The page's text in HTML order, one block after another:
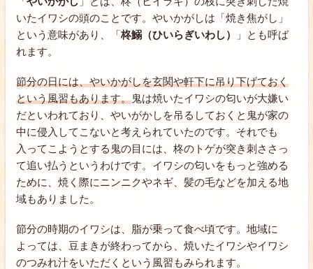
いたイワシの頭のことです。やいかがしは「焼き焦がし」
という意味があり、「柊鰯（ひいらぎいわし）
」とも呼ば
れます。
節分の日には、やいかがしを玄関や軒下に吊り下げておく
という風習もあります。鬼は焼いたイワシの匂いが大嫌い
だといわれており、やいがかしを吊るしておくと鬼が家の
中に侵入してこないと考えられていたのです。それでも
入ってこようとする鬼の目には、柊のトゲが突き刺ささっ
て追い払うというわけです。イワシの匂いをもっと強める
ために、焼く際にニンニクやネギ、髪の毛などを加える地
域もありました。
節分の時期のイワシは、脂が乗って食べ頃です。地域に
よっては、豆まきが終わってから、焼いたイワシやイワシ
のつみれ汁をいただくという風習もみられます。